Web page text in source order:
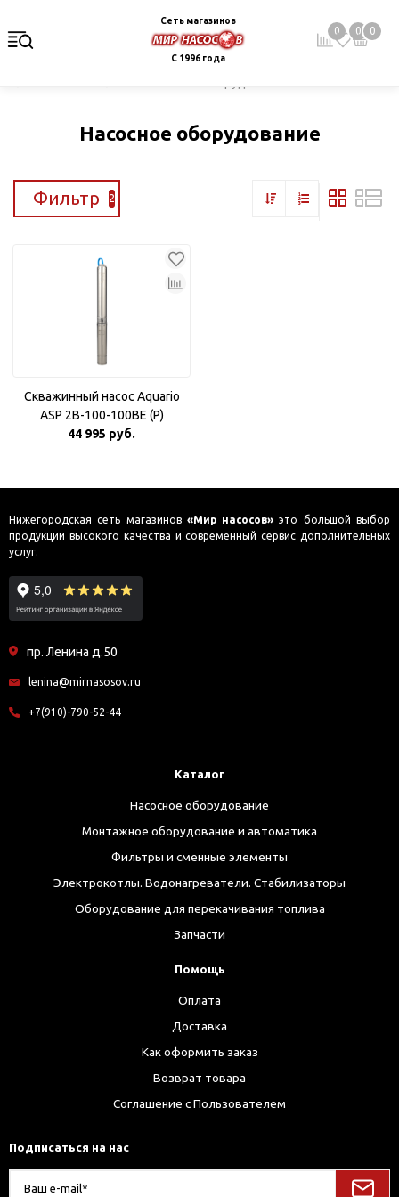
Сеть магазинов
С 1996 года
0 0 0
Насосное оборудование
Фильтр 2
Скважинный насос Aquario
ASP 2B-100-100BE (P)
Плавный пуск
44 995 руб.
Нижегородская сеть магазинов «Мир насосов» это большой выбор
продукции высокого качества и современный сервис дополнительных
услуг.
пр. Ленина д.50
lenina@mirnasosov.ru
+7(910)-790-52-44
Каталог
Насосное оборудование
Монтажное оборудование и автоматика
Фильтры и сменные элементы
Электрокотлы. Водонагреватели. Стабилизаторы
Оборудование для перекачивания топлива
Запчасти
Помощь
Оплата
Доставка
Как оформить заказ
Возврат товара
Соглашение с Пользователем
Подписаться на нас